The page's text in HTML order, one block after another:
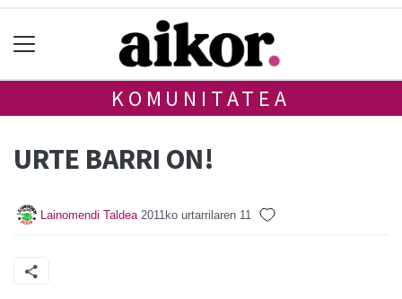
KOMUNITATEA
URTE BARRI ON!
Lainomendi Taldea 2011ko urtarrilaren 11